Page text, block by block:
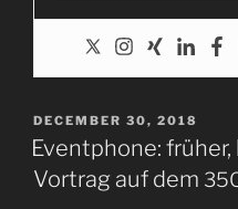
POSTED
ON
DECEMBER 30, 2018
Eventphone:
Vortrag auf dem